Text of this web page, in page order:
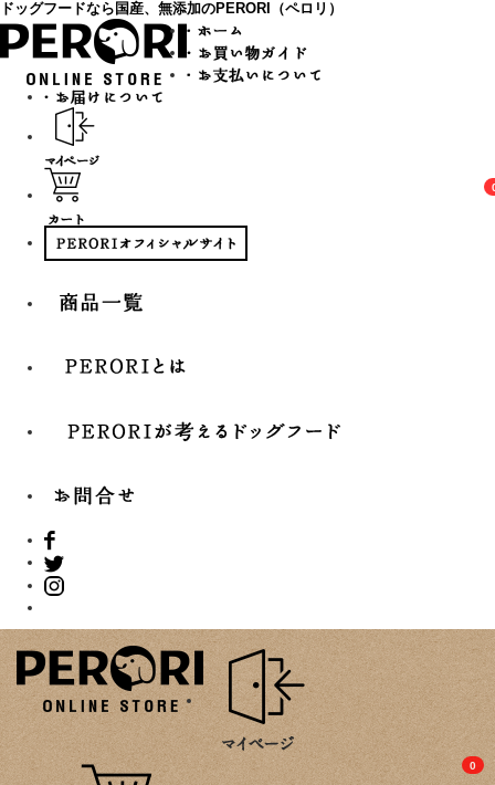
ドッグフードなら国産、無添加のPERORI（ペロリ）
0